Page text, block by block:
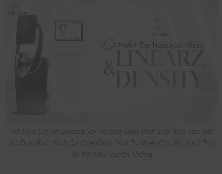
Trẻ Hóa Da Với Linearz Tại Yb Spa Giúp Phái Đẹp Xóa Tan Nỗi
Sợ Đau Buốt Nhờ Cơ Chế Giảm Tích Tụ Nhiệt Cục Bộ Vượt Trội
So Với Hifu Truyền Thống